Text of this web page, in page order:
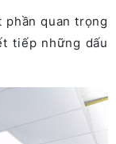
phần quan trọng
tiếp những dấu